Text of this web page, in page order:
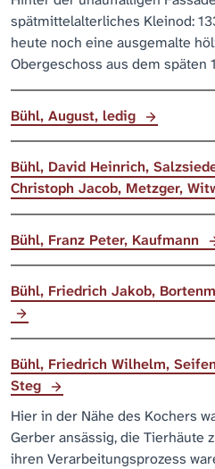
spätmittelalterliches Kleinod:
heute noch eine ausgemalte
Obergeschoss aus dem späten
Bühl, August, ledig
Bühl, David Heinrich,
Christoph Jacob, Metzger,
Bühl, Franz Peter, Kaufmann
Bühl, Friedrich Jakob,
Bühl, Friedrich Wilhelm,
Steg
Hier in der Nähe des Kochers
Gerber ansässig, die Tierhäute
ihren Verarbeitungsprozess